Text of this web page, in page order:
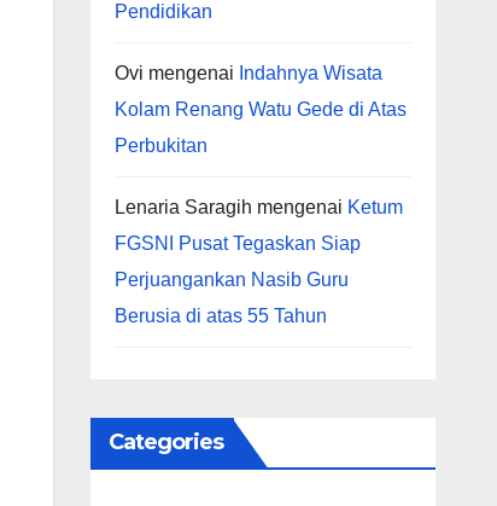
Pendidikan
Ovi mengenai Indahnya Wisata
Kolam Renang Watu Gede di Atas
Perbukitan
Lenaria Saragih mengenai Ketum
FGSNI Pusat Tegaskan Siap
Perjuangankan Nasib Guru
Berusia di atas 55 Tahun
Categories